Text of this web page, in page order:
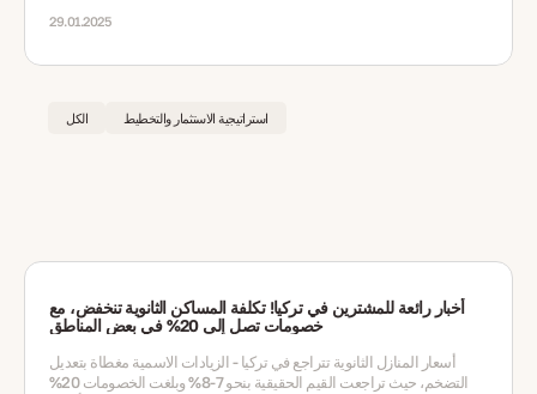
29.01.2025
الكل استراتيجية الاستثمار والتخطيط
أخبار رائعة للمشترين في تركيا! تكلفة المساكن الثانوية تنخفض، مع
خصومات تصل إلى 20% في بعض المناطق
أسعار المنازل الثانوية تتراجع في تركيا - الزيادات الاسمية مغطاة بتعديل
التضخم، حيث تراجعت القيم الحقيقية بنحو 7-8% وبلغت الخصومات 20%